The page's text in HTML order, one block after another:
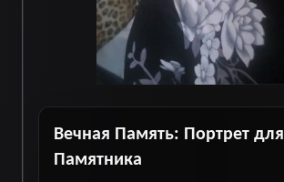
Вечная Память: Портрет для
Памятника